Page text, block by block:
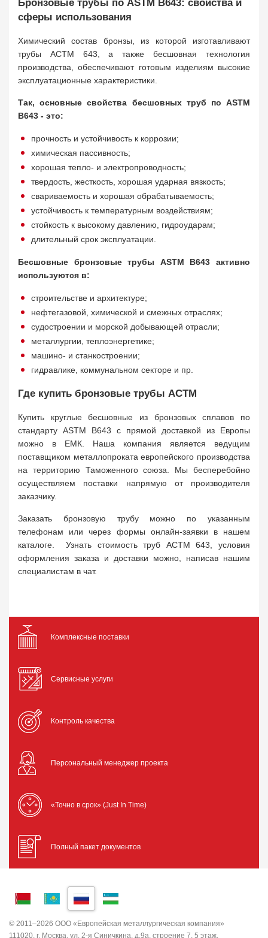
Бронзовые трубы по ASTM B643: свойства и
сферы использования
Химический состав бронзы, из которой изготавливают
трубы АСТМ 643, а также бесшовная технология
производства, обеспечивают готовым изделиям высокие
эксплуатационные характеристики.
Так, основные свойства бесшовных труб по ASTM
B643 - это:
прочность и устойчивость к коррозии;
химическая пассивность;
хорошая тепло- и электропроводность;
твердость, жесткость, хорошая ударная вязкость;
свариваемость и хорошая обрабатываемость;
устойчивость к температурным воздействиям;
стойкость к высокому давлению, гидроударам;
длительный срок эксплуатации.
Бесшовные бронзовые трубы ASTM B643 активно
используются в:
строительстве и архитектуре;
нефтегазовой, химической и смежных отраслях;
судостроении и морской добывающей отрасли;
металлургии, теплоэнергетике;
машино- и станкостроении;
гидравлике, коммунальном секторе и пр.
Где купить бронзовые трубы АСТМ
Купить круглые бесшовные из бронзовых сплавов по
стандарту ASTM B643 с прямой доставкой из Европы
можно в ЕМК. Наша компания является ведущим
поставщиком металлопроката европейского производства
на территорию Таможенного союза. Мы бесперебойно
осуществляем поставки напрямую от производителя
заказчику.
Заказать бронзовую трубу можно по указанным
телефонам или через формы онлайн-заявки в нашем
каталоге. Узнать стоимость труб АСТМ 643, условия
оформления заказа и доставки можно, написав нашим
специалистам в чат.
Комплексные поставки
Сервисные услуги
Контроль качества
Персональный менеджер проекта
«Точно в срок» (Just In Time)
Полный пакет документов
© 2011–2026 ООО «Европейская металлургическая компания»
111020, г. Москва, ул. 2-я Синичкина, д.9а, строение 7, 5 этаж,